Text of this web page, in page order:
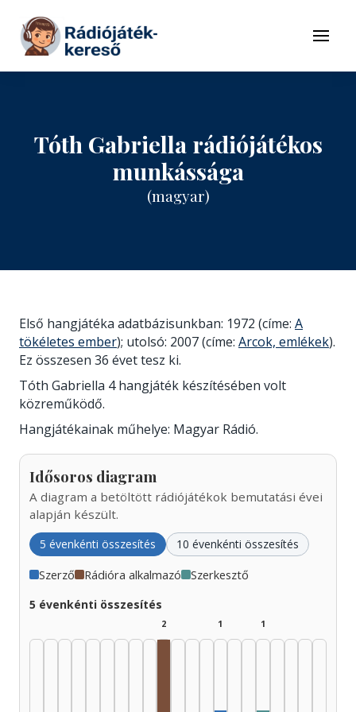
Tovább a tartalomhoz
Menü
Tóth Gabriella rádiójátékos
munkássága
(magyar)
Első hangjátéka adatbázisunkban: 1972 (címe: A
tökéletes ember); utolsó: 2007 (címe: Arcok, emlékek).
Ez összesen 36 évet tesz ki.
Tóth Gabriella 4 hangjáték készítésében volt
közreműködő.
Hangjátékainak műhelye: Magyar Rádió.
Idősoros diagram
A diagram a betöltött rádiójátékok bemutatási évei
alapján készült.
5 évenkénti összesítés 10 évenkénti összesítés
Szerző Rádióra alkalmazó Szerkesztő
5 évenkénti összesítés
2 1 1